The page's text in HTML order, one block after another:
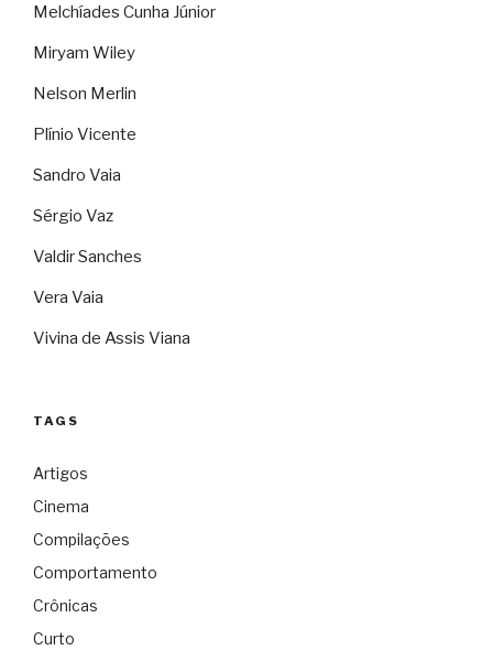
Melchíades Cunha Júnior
Miryam Wiley
Nelson Merlin
Plínio Vicente
Sandro Vaia
Sérgio Vaz
Valdir Sanches
Vera Vaia
Vivina de Assis Viana
TAGS
Artigos
Cinema
Compilações
Comportamento
Crônicas
Curto